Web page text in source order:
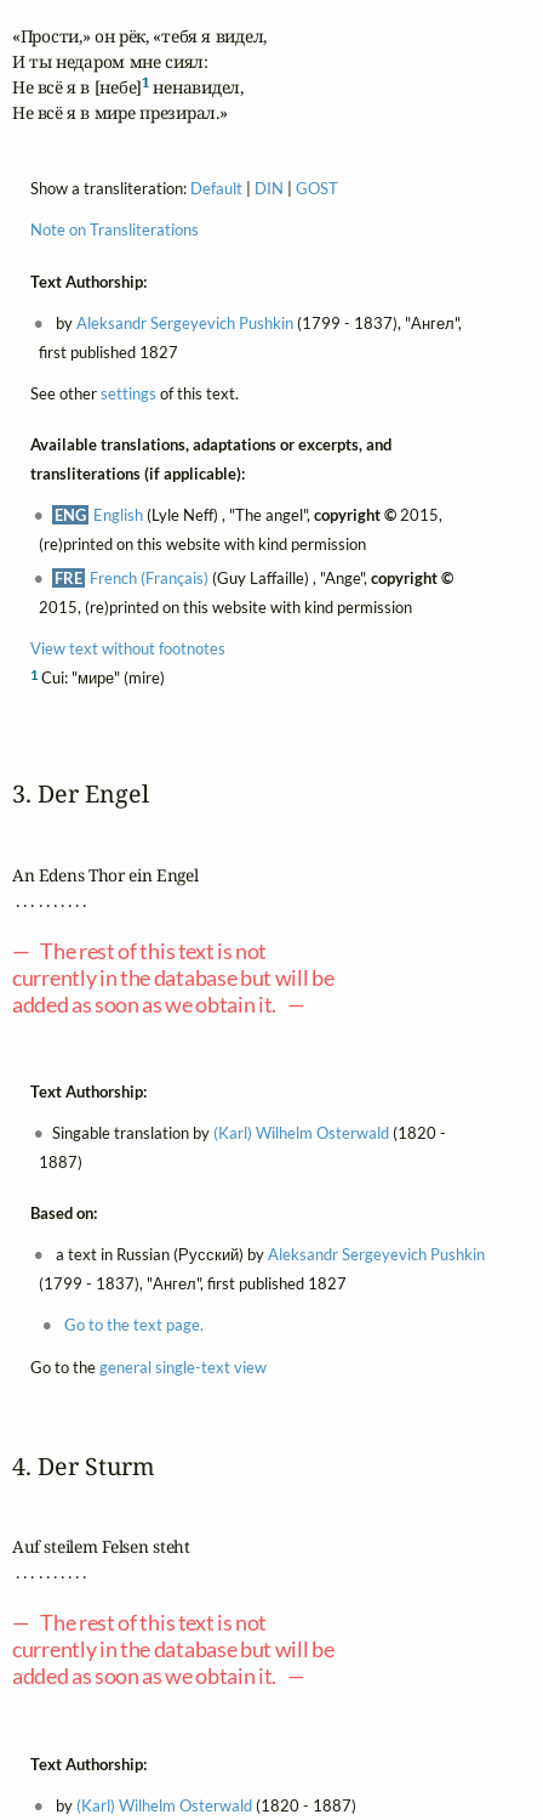
«Прости,» он рёк, «тебя я видел,
И ты недаром мне сиял:
Не всё я в [небе]1 ненавидел,
Не всё я в мире презирал.»
Show a transliteration: Default| DIN GOST
Note on Transliterations
Text Authorship:
byAleksandr Sergeyevich Pushkin(1799 - 1837), "Ангел",
first published 1827
See othersettings of this text.
Available translations, adaptations or excerpts, and
transliterations (if applicable):
ENG English(Lyle Neff) , "The angel",copyright © 2015,
(re)printed on this website with kind permission
FRE French (Français) (Guy Laffaille) , "Ange",copyright ©
2015, (re)printed on this website with kind permission
View text without footnotes
1Cui: "мире" (mire)
3. Der Engel
An Edens Thor ein Engel
. . . . . . . . . .
— The rest of this text is not
currently in the database but will be
added as soon as we obtain it. —
Text Authorship:
Singable translation by (Karl) Wilhelm Osterwald(1820 -
1887)
Based on:
a text in Russian (Русский) byAleksandr Sergeyevich Pushkin
(1799 - 1837), "Ангел", first published 1827
Go to the text page.
Go to thegeneral single-text view
4. Der Sturm
Auf steilem Felsen steht
. . . . . . . . . .
— The rest of this text is not
currently in the database but will be
added as soon as we obtain it. —
Text Authorship:
by (Karl) Wilhelm Osterwald(1820 - 1887)